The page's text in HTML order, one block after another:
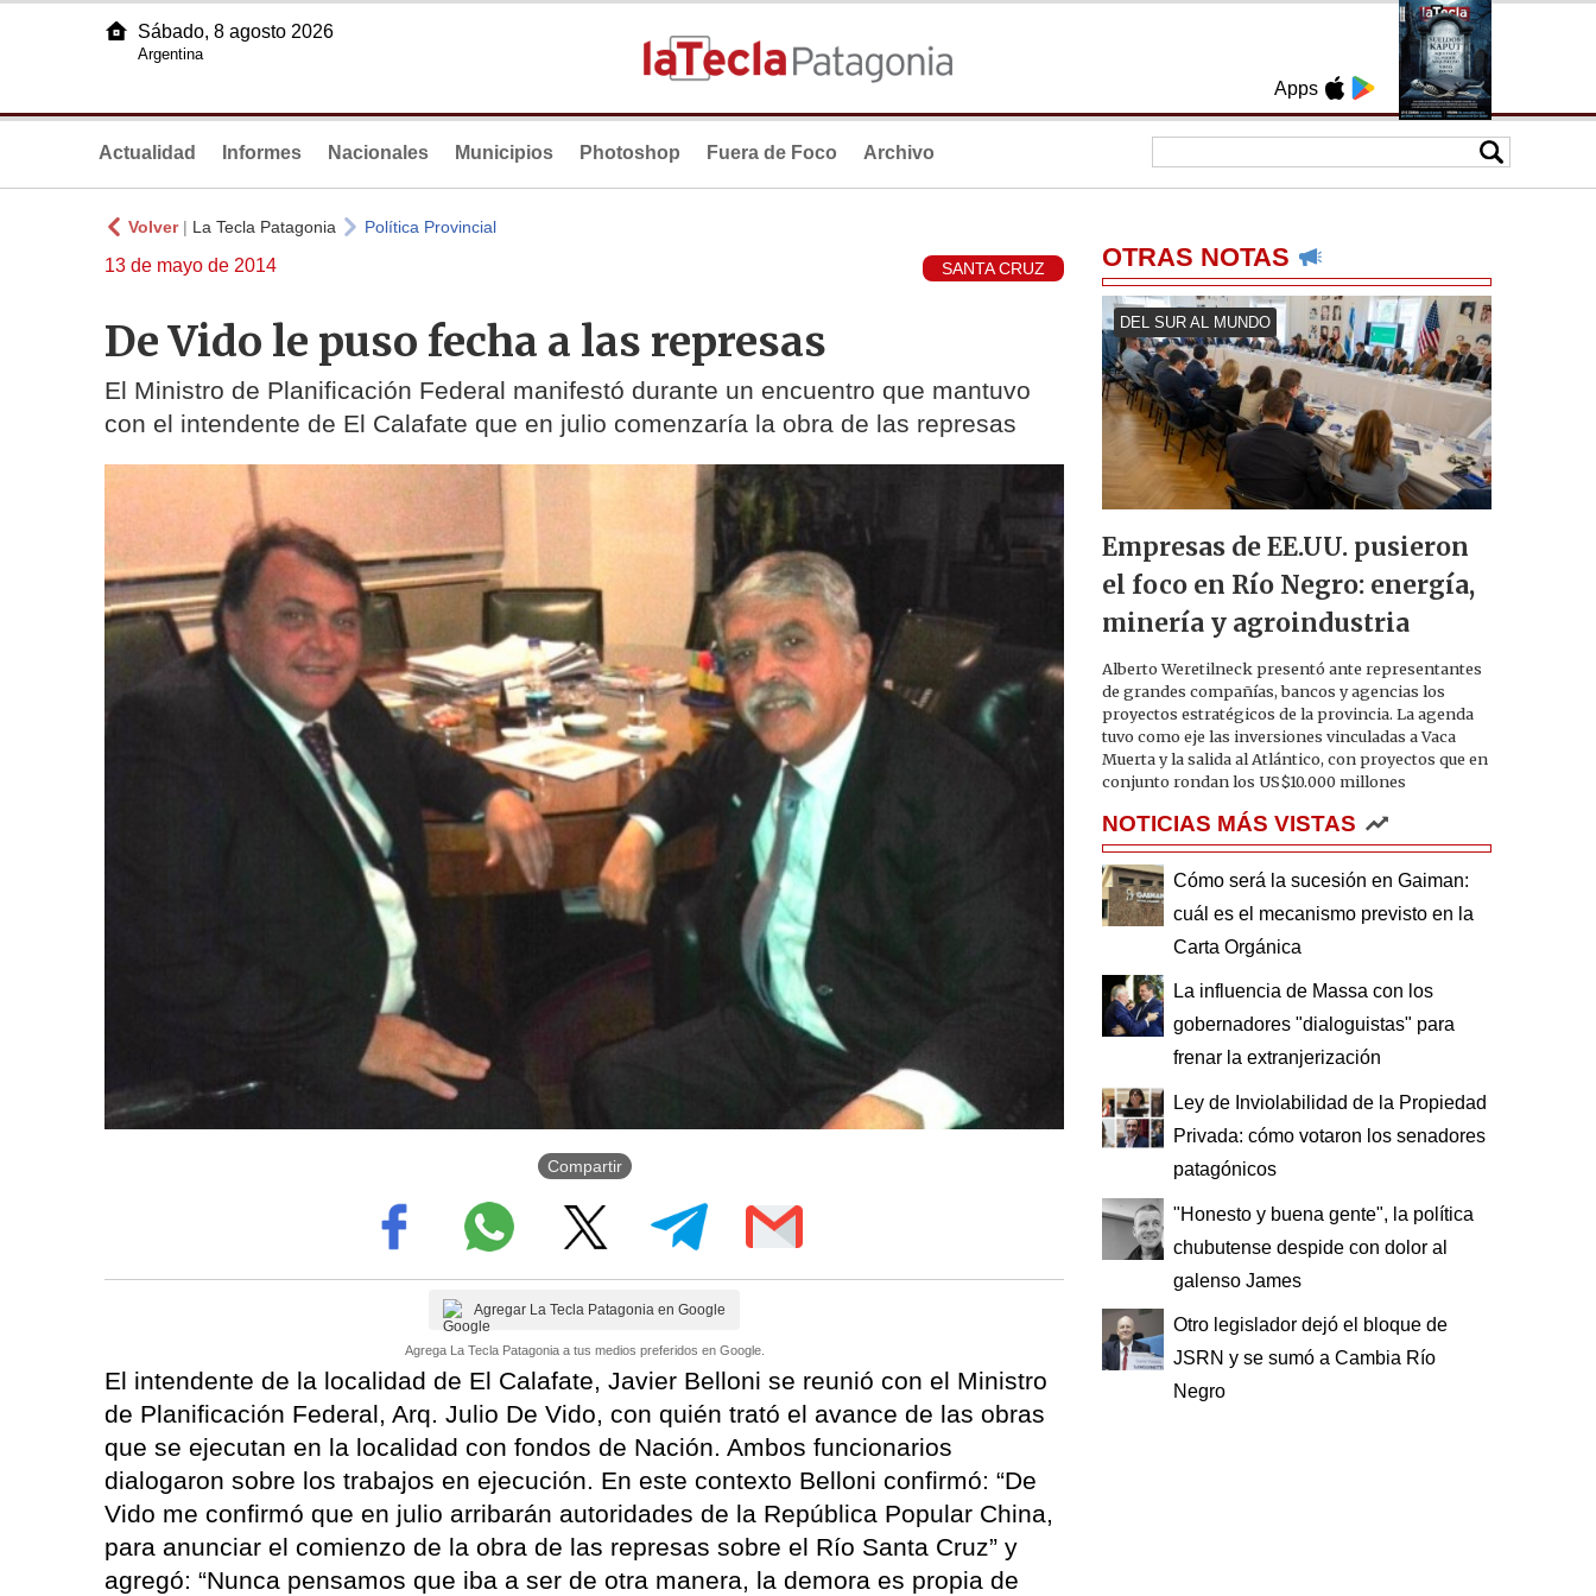
Apps
Sábado, 8 agosto 2026
Argentina
Actualidad Informes Nacionales Municipios Photoshop Fuera de Foco Archivo
Volver| La Tecla Patagonia Política Provincial
13 de mayo de 2014 SANTA CRUZ
De Vido le puso fecha a las represas
El Ministro de Planificación Federal manifestó durante un encuentro que mantuvo
con el intendente de El Calafate que en julio comenzaría la obra de las represas
Compartir
Agregar La Tecla Patagonia en Google
Agrega La Tecla Patagonia a tus medios preferidos en Google.
El intendente de la localidad de El Calafate, Javier Belloni se reunió con el Ministro
de Planificación Federal, Arq. Julio De Vido, con quién trató el avance de las obras
que se ejecutan en la localidad con fondos de Nación. Ambos funcionarios
dialogaron sobre los trabajos en ejecución. En este contexto Belloni confirmó: “De
Vido me confirmó que en julio arribarán autoridades de la República Popular China,
para anunciar el comienzo de la obra de las represas sobre el Río Santa Cruz” y
agregó: “Nunca pensamos que iba a ser de otra manera, la demora es propia de
OTRAS NOTAS
DEL SUR AL MUNDO
Empresas de EE.UU. pusieron
el foco en Río Negro: energía,
minería y agroindustria
Alberto Weretilneck presentó ante representantes
de grandes compañías, bancos y agencias los
proyectos estratégicos de la provincia. La agenda
tuvo como eje las inversiones vinculadas a Vaca
Muerta y la salida al Atlántico, con proyectos que en
conjunto rondan los US$10.000 millones
NOTICIAS MÁS VISTAS
Cómo será la sucesión en Gaiman:
cuál es el mecanismo previsto en la
Carta Orgánica
La influencia de Massa con los
gobernadores "dialoguistas" para
frenar la extranjerización
Ley de Inviolabilidad de la Propiedad
Privada: cómo votaron los senadores
patagónicos
"Honesto y buena gente", la política
chubutense despide con dolor al
galenso James
Otro legislador dejó el bloque de
JSRN y se sumó a Cambia Río
Negro